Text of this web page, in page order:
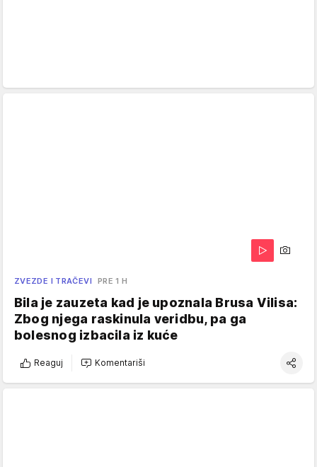
ZVEZDE I TRAČEVI PRE 1 H
Bila je zauzeta kad je upoznala Brusa Vilisa:
Zbog njega raskinula veridbu, pa ga
bolesnog izbacila iz kuće
Reaguj Komentariši